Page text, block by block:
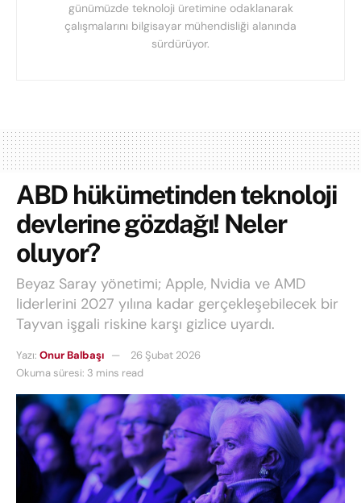
günümüzde teknoloji üretimine odaklanarak
çalışmalarını bilgisayar mühendisliği alanında
sürdürüyor.
ABD hükümetinden teknoloji
devlerine gözdağı! Neler
oluyor?
Beyaz Saray yönetimi; Apple, Nvidia ve AMD
liderlerini 2027 yılına kadar gerçekleşebilecek bir
Tayvan işgali riskine karşı gizlice uyardı.
Yazı: Onur Balbaşı
26 Şubat 2026
Okuma süresi: 3 mins read